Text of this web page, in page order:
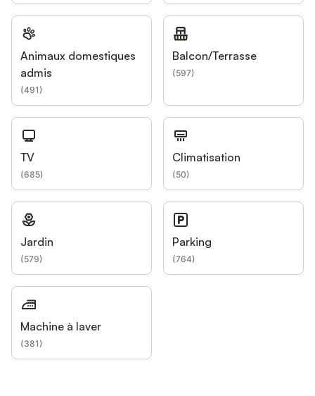
Animaux domestiques
admis
(491)
Balcon/Terrasse
(597)
TV
(685)
Climatisation
(50)
Jardin
(579)
Parking
(764)
Machine à laver
(381)